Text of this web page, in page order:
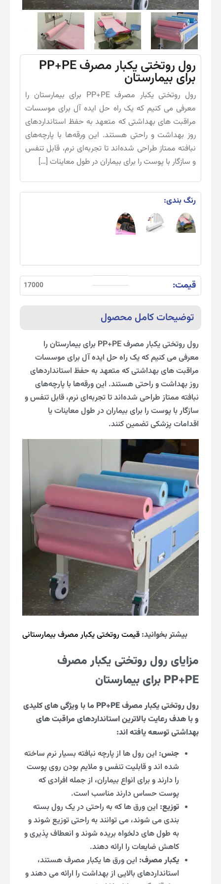
رول روتختی یکبار مصرف PP+PE
برای بیمارستان
رول روتختی یکبار مصرف PP+PE برای بیمارستان را
معرفی می کنیم که یک راه حل ایده آل برای موسسات
مراقبت های بهداشتی که متعهد به حفظ استانداردهای
روز بهداشت و راحتی هستند. این ورقه‌ها با پارچه‌های
نبافته ممتاز طراحی شده‌اند تا تجربه‌ای نرم، قابل تنفس
و سازگار با پوست را برای بیماران در طول معاینات […]
رنگ بندی:
قیمت: 17000
توضیحات کامل محصول
رول روتختی یکبار مصرف PP+PE برای بیمارستان را
معرفی می کنیم که یک راه حل ایده آل برای موسسات
مراقبت های بهداشتی که متعهد به حفظ استانداردهای
روز بهداشت و راحتی هستند. این ورقه‌ها با پارچه‌های
نبافته ممتاز طراحی شده‌اند تا تجربه‌ای نرم، قابل تنفس و
سازگار با پوست را برای بیماران در طول معاینات یا
اقدامات پزشکی تضمین کنند.
بیشتر بخوانید: قیمت روتختی یکبار مصرف بیمارستانی
مزایای رول روتختی یکبار مصرف
PP+PE برای بیمارستان
رول روتختی یکبار مصرف PP+PE ما با ویژگی های کلیدی
و با هدف رعایت بالاترین استانداردهای مراقبت های
بهداشتی توسعه یافته اند:
جنس: این رول ها از پارچه نبافته بسیار نرم ساخته
شده اند و قابلیت تنفس و ملایم بودن روی پوست
را دارند و برای انواع بیماران، از جمله افرادی که
پوست حساس دارند مناسب است.
توزیع: این ورق ها که به راحتی در یک رول بسته
بندی می شوند، می توانند به راحتی توزیع شوند و
به طول های دلخواه بریده شوند و انعطاف پذیری و
کاهش ضایعات را ارائه دهند.
یکبار مصرف: این ورق ها یکبار مصرف هستند،
استانداردهای بالایی از بهداشت را ارائه می دهند و